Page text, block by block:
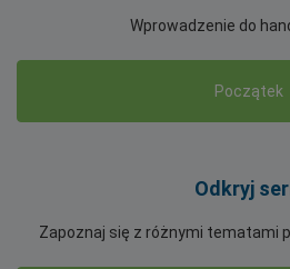
Wprowadzenie do
Początek
Odkryj
Zapoznaj się z różnymi tematami